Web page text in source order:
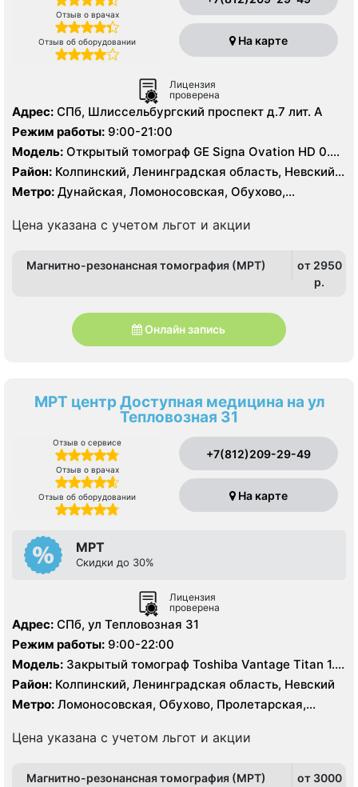
Отзыв о врачах
Отзыв об оборудовании На карте
Лицензия
проверена
Адрес: СПб, Шлиссельбургский проспект д.7 лит. А
Режим работы: 9:00-21:00
Модель: Открытый томограф GE Signa Ovation HD 0.35
Тесла, УЗИ экспертного класса
Район: Колпинский, Ленинградская область, Невский,
Фрунзенский
Метро: Дунайская, Ломоносовская, Обухово,
Цена указана с учетом льгот и акции
Магнитно-резонансная томография (МРТ)
от 2950
p.
Онлайн запись
МРТ центр Доступная медицина на ул
Тепловозная 31
Отзыв о сервисе
Отзыв о врачах
Отзыв об оборудовании
+7(812)209-29-49
На карте
МРТ
Скидки до 30%
Лицензия
проверена
Адрес: СПб, ул Тепловозная 31
Режим работы: 9:00-22:00
Модель: Закрытый томограф Toshiba Vantage Titan 1.5
Тесла
Район: Колпинский, Ленинградская область, Невский
Метро: Ломоносовская, Обухово, Пролетарская,
Цена указана с учетом льгот и акции
Магнитно-резонансная томография (МРТ)
от 3000